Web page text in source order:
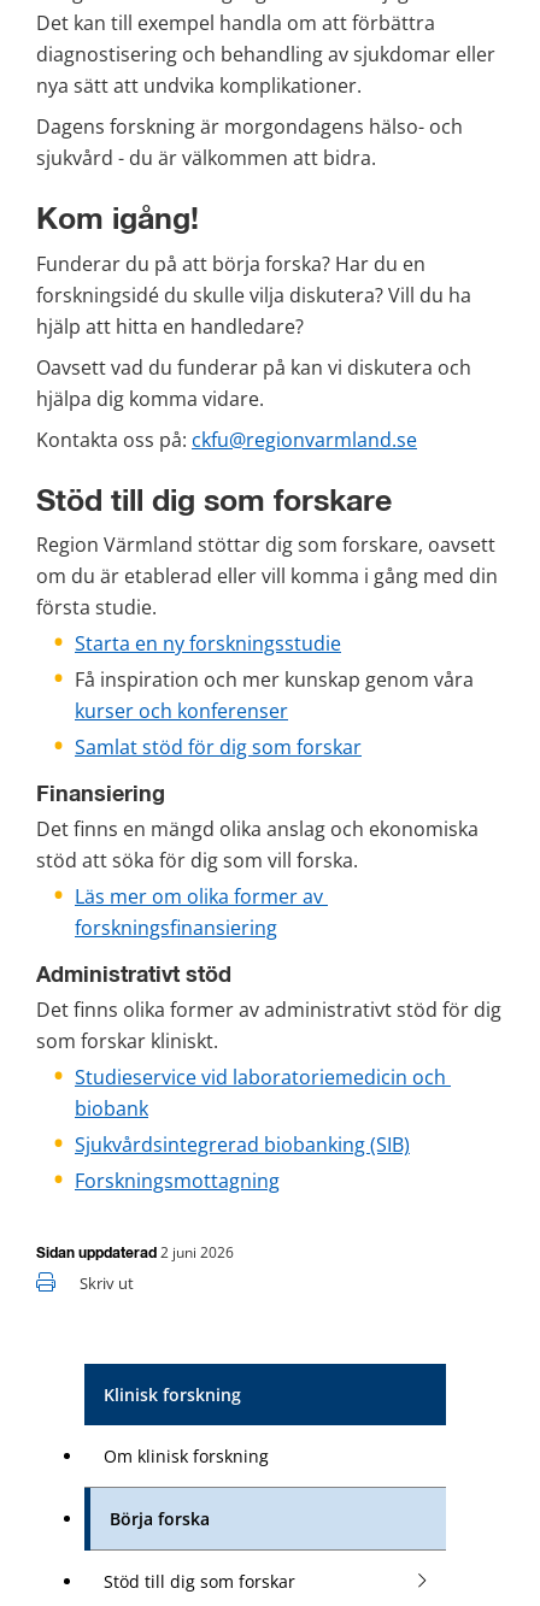
Klinisk forskning
Om klinisk forskning
Börja forska
Stöd till dig som forskar
Det kan till exempel handla om att förbättra
diagnostisering och behandling av sjukdomar eller
nya sätt att undvika komplikationer.
Dagens forskning är morgondagens hälso- och
sjukvård - du är välkommen att bidra.
Kom igång!
Funderar du på att börja forska? Har du en
forskningsidé du skulle vilja diskutera? Vill du ha
hjälp att hitta en handledare?
Oavsett vad du funderar på kan vi diskutera och
hjälpa dig komma vidare.
Kontakta oss på: ckfu@regionvarmland.se
Stöd till dig som forskare
Region Värmland stöttar dig som forskare, oavsett
om du är etablerad eller vill komma i gång med din
första studie.
Starta en ny forskningsstudie
kurser och konferenser
Samlat stöd för dig som forskar
Finansiering
Det finns en mängd olika anslag och ekonomiska
stöd att söka för dig som vill forska.
Läs mer om olika former av
forskningsfinansiering
Administrativt stöd
Det finns olika former av administrativt stöd för dig
som forskar kliniskt.
Studieservice vid laboratoriemedicin och
biobank
Sjukvårdsintegrerad biobanking (SIB)
Forskningsmottagning
Sidan uppdaterad 2 juni 2026
Skriv ut